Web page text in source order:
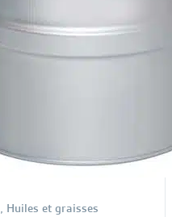
, Huiles et graisses